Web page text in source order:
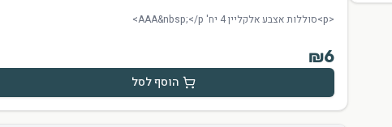
<p>סוללות אצבע אלקליין 4 יח' AAA&nbsp;</p>
₪6
הוסף לסל